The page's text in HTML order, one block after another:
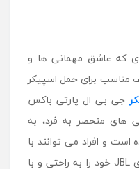
که عاشق مهمانی ‌ها و
مناسب برای حمل اسپیکر
جی بی ال پارتی باکس
های منحصر به ‌فرد، به
است و افراد می توانند با
استفاده از این کیف ها، اسپیکر های JBL خود را به راحتی و با